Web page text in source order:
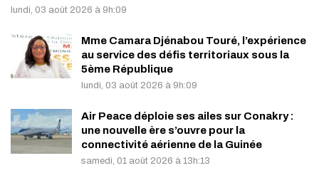
lundi, 03 août 2026 à 9h:09
Mme Camara Djénabou Touré, l’expérience
au service des défis territoriaux sous la
5ème République
lundi, 03 août 2026 à 9h:09
Air Peace déploie ses ailes sur Conakry :
une nouvelle ère s’ouvre pour la
connectivité aérienne de la Guinée
samedi, 01 août 2026 à 13h:13